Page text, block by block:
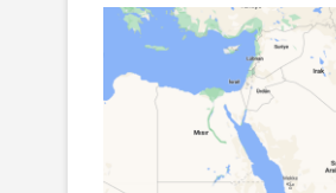
devletini
resmen
tanıdı.